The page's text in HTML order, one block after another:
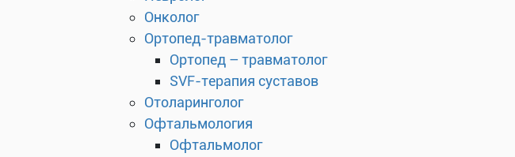
Онколог
Ортопед-травматолог
Ортопед – травматолог
SVF-терапия суставов
Отоларинголог
Офтальмология
Офтальмолог